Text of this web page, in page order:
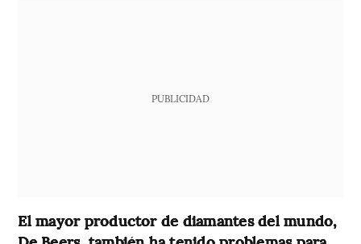
PUBLICIDAD
El mayor productor de diamantes del mundo,